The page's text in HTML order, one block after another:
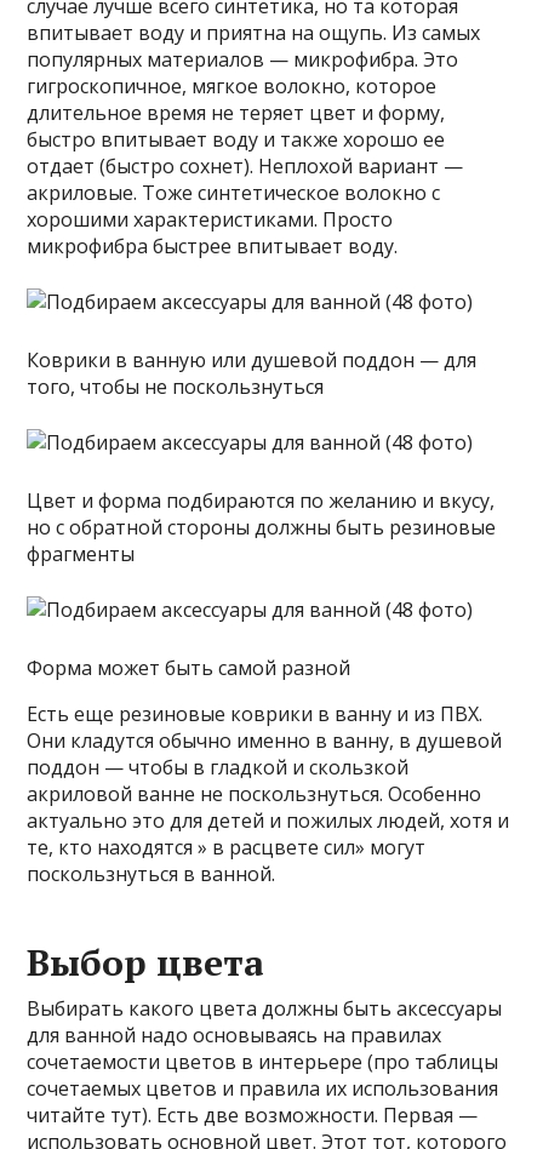
случае лучше всего синтетика, но та которая
впитывает воду и приятна на ощупь. Из самых
популярных материалов — микрофибра. Это
гигроскопичное, мягкое волокно, которое
длительное время не теряет цвет и форму,
быстро впитывает воду и также хорошо ее
отдает (быстро сохнет). Неплохой вариант —
акриловые. Тоже синтетическое волокно с
хорошими характеристиками. Просто
микрофибра быстрее впитывает воду.
Коврики в ванную или душевой поддон — для
того, чтобы не поскользнуться
Цвет и форма подбираются по желанию и вкусу,
но с обратной стороны должны быть резиновые
фрагменты
Форма может быть самой разной
Есть еще резиновые коврики в ванну и из ПВХ.
Они кладутся обычно именно в ванну, в душевой
поддон — чтобы в гладкой и скользкой
акриловой ванне не поскользнуться. Особенно
актуально это для детей и пожилых людей, хотя и
те, кто находятся » в расцвете сил» могут
поскользнуться в ванной.
Выбор цвета
Выбирать какого цвета должны быть аксессуары
для ванной надо основываясь на правилах
сочетаемости цветов в интерьере (про таблицы
сочетаемых цветов и правила их использования
читайте тут). Есть две возможности. Первая —
использовать основной цвет. Этот тот, которого